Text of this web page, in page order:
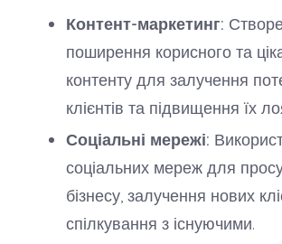
Контент-маркетинг:
поширення корисного та
контенту для залучення
клієнтів та підвищення їх
Соціальні мережі:
соціальних мереж для
бізнесу, залучення нових
спілкування з існуючими.